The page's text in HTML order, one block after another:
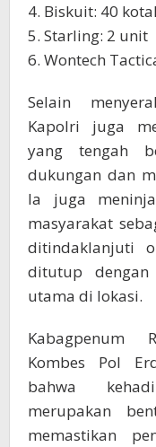
4. Biskuit: 40
5. Starling: 2 unit
6. Wontech
Selain
Kapolri juga
yang tengah
dukungan dan
Ia juga
masyarakat
ditindaklanjuti
ditutup dengan
utama di lokasi.
Kabagpenum
Kombes Pol
bahwa
merupakan
memastikan